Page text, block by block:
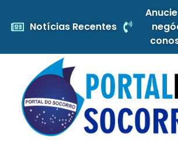
Notícias Recentes